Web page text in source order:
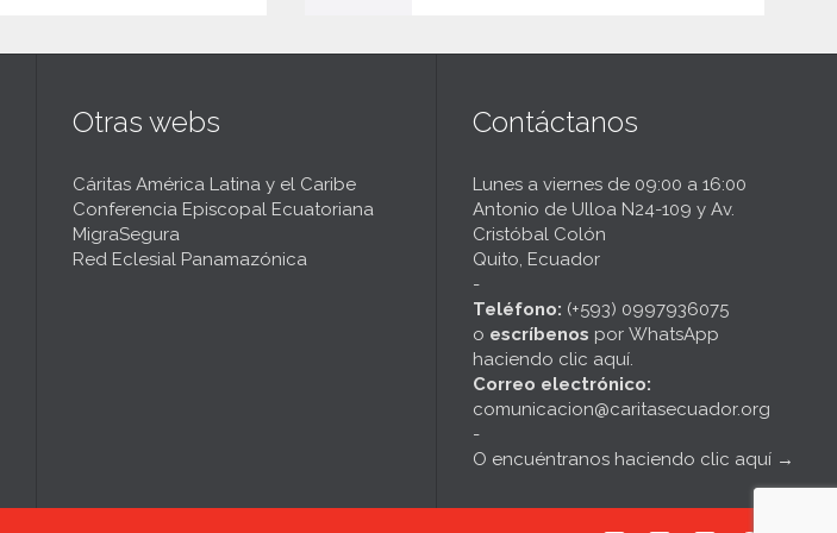
Otras webs
Cáritas América Latina y el Caribe
Conferencia Episcopal Ecuatoriana
MigraSegura
Red Eclesial Panamazónica
Contáctanos
Lunes a viernes de 09:00 a 16:00
Antonio de Ulloa N24-109 y Av.
Cristóbal Colón
Quito, Ecuador
-
Teléfono: (+593) 0997936075
o escríbenos por WhatsApp
haciendo clic aquí.
Correo electrónico:
comunicacion@caritasecuador.org
-
O encuéntranos haciendo clic aquí →